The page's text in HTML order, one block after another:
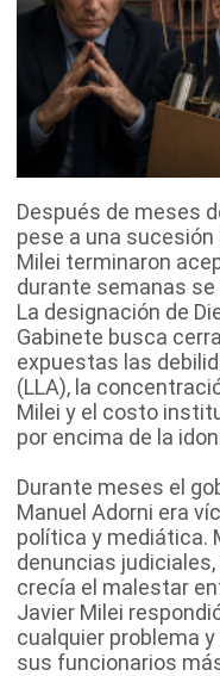
Después de meses
pese a una
Milei terminaron
durante semanas se
La designación de
Gabinete busca
expuestas las
(LLA), la
Milei y el costo
por encima de la
Durante meses el
Manuel Adorni era
política y mediática.
denuncias
crecía el malestar
Javier Milei
cualquier problema
sus funcionarios